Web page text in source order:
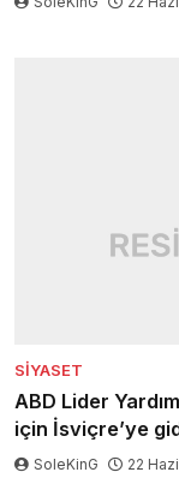
SIYASET
ABD Lider
için İsviçre’ye
SoleKinG 22